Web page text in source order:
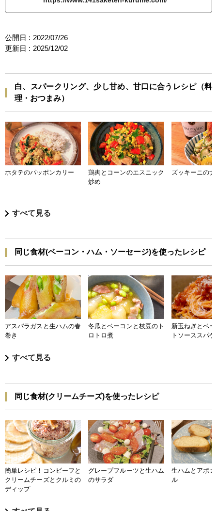
公開日 : 2022/07/26
更新日 : 2025/12/02
白、スパークリング、少し甘め、甘口に合うレシピ（料
理・おつまみ）
ホタテのパッポンカリー
鶏肉とコーンのエスニック
炒め
ズッキーニのナ
すべて見る
同じ食材(ベーコン・ハム・ソーセージ)を使ったレシピ
アスパラガスと生ハムの春
巻き
冬瓜とベーコンと枝豆のト
ロトロ煮
新玉ねぎとベ
トソーススパ
すべて見る
同じ食材(クリームチーズ)を使ったレシピ
簡単レシピ！コンビーフと
クリームチーズとクルミの
ディップ
グレープフルーツと生ハム
のサラダ
生ハムとアボ
ル